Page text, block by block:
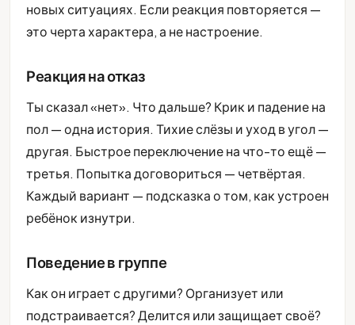
новых ситуациях. Если реакция повторяется —
это черта характера, а не настроение.
Реакция на отказ
Ты сказал «нет». Что дальше? Крик и падение на
пол — одна история. Тихие слёзы и уход в угол —
другая. Быстрое переключение на что-то ещё —
третья. Попытка договориться — четвёртая.
Каждый вариант — подсказка о том, как устроен
ребёнок изнутри.
Поведение в группе
Как он играет с другими? Организует или
подстраивается? Делится или защищает своё?